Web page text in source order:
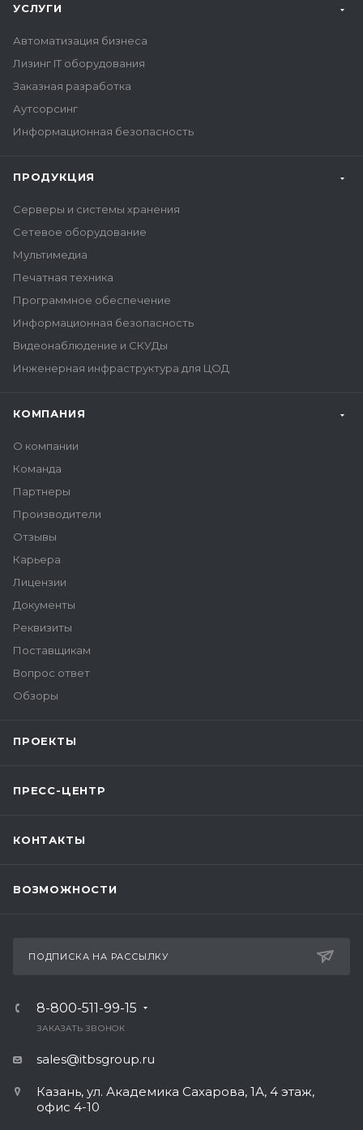
УСЛУГИ
Автоматизация бизнеса
Лизинг IT оборудования
Заказная разработка
Аутсорсинг
Информационная безопасность
ПРОДУКЦИЯ
Серверы и системы хранения
Сетевое оборудование
Мультимедиа
Печатная техника
Программное обеспечение
Информационная безопасность
Видеонаблюдение и СКУДы
Инженерная инфраструктура для ЦОД
КОМПАНИЯ
О компании
Команда
Партнеры
Производители
Отзывы
Карьера
Лицензии
Документы
Реквизиты
Поставщикам
Вопрос ответ
Обзоры
ПРОЕКТЫ
ПРЕСС-ЦЕНТР
КОНТАКТЫ
ВОЗМОЖНОСТИ
ПОДПИСКА НА РАССЫЛКУ
8-800-511-99-15
ЗАКАЗАТЬ ЗВОНОК
sales@itbsgroup.ru
Казань, ул. Академика Сахарова, 1А, 4 этаж,
офис 4-10